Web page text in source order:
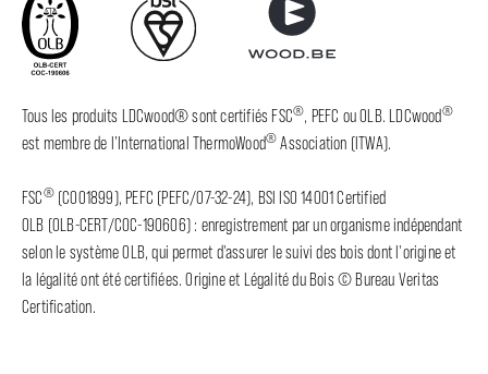
Tous les produits LDCwood® sont certifiés FSC®, PEFC ou OLB. LDCwood®
est membre de l’International ThermoWood® Association (ITWA).
FSC®(C001899), PEFC (PEFC/07-32-24), BSI ISO 14001 Certified
OLB (OLB-CERT/COC-190606) : enregistrement par un organisme indépendant
selon le système OLB, qui permet d'assurer le suivi des bois dont l'origine et
la légalité ont été certifiées. Origine et Légalité du Bois © Bureau Veritas
Certification.